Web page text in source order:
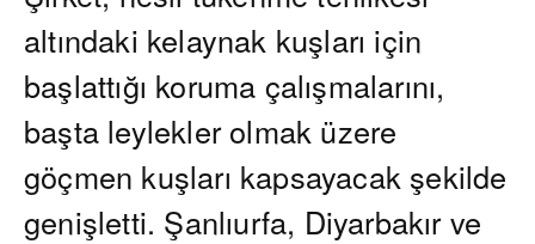
altındaki kelaynak kuşları için
başlattığı koruma çalışmalarını,
başta leylekler olmak üzere
göçmen kuşları kapsayacak şekilde
genişletti. Şanlıurfa, Diyarbakır ve